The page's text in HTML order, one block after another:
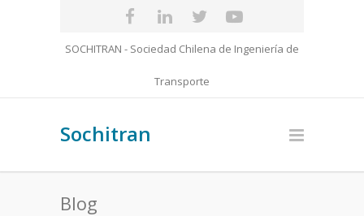
SOCHITRAN - Sociedad Chilena de Ingeniería de
Transporte
Sochitran
Blog